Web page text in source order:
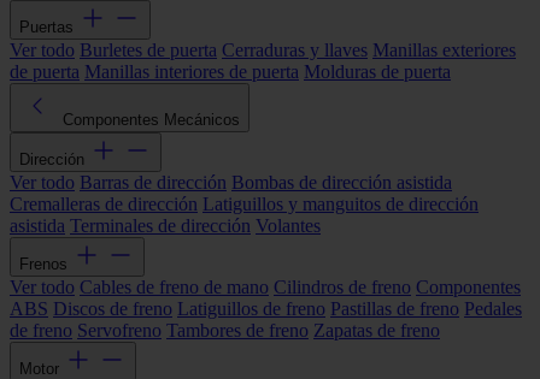
Puertas
Ver todo Burletes de puerta Cerraduras y llaves Manillas exteriores
de puerta Manillas interiores de puerta Molduras de puerta
Componentes Mecánicos
Dirección
Ver todo Barras de dirección Bombas de dirección asistida
Cremalleras de dirección Latiguillos y manguitos de dirección
asistida Terminales de dirección Volantes
Frenos
Ver todo Cables de freno de mano Cilindros de freno Componentes
ABS Discos de freno Latiguillos de freno Pastillas de freno Pedales
de freno Servofreno Tambores de freno Zapatas de freno
Motor